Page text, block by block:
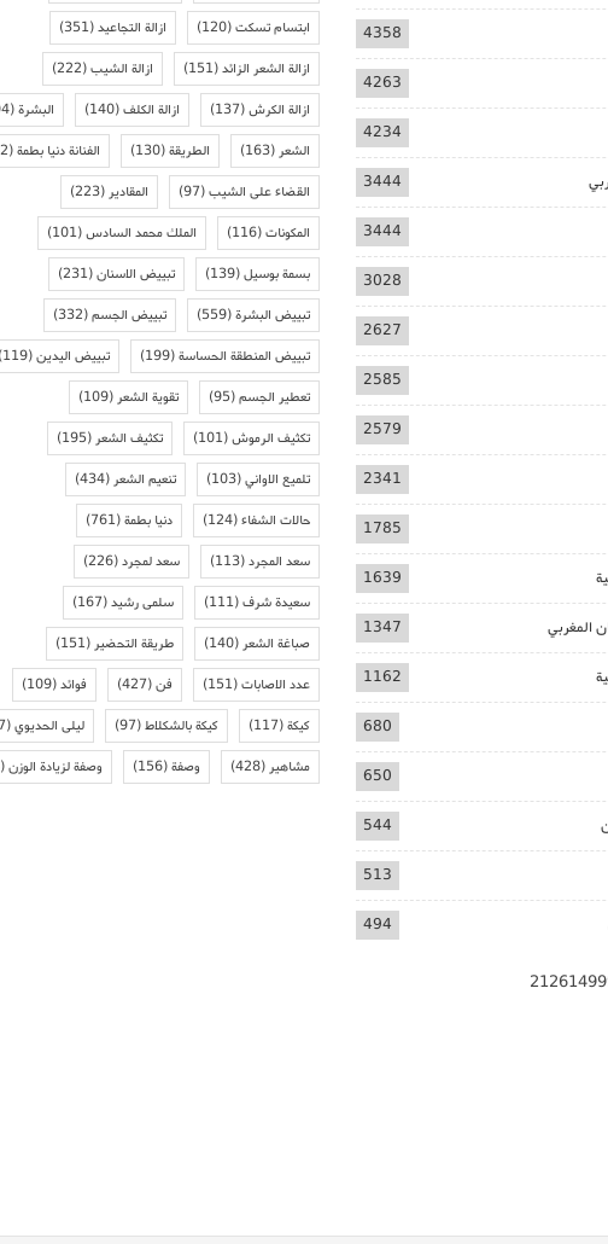
4358
4263
4234
3444
3444
3028
2627
2585
2579
2341
1785
1639
المغربي 1347
1162
680
650
544
513
494
ابتسام تسكت(120) ازالة التجاعيد(351)
ازالة الشعر الزائد(151) ازالة الشيب(222)
ازالة الكرش(137) ازالة الكلف(140) البشرة(194)
الشعر(163) الطريقة(130) الفنانة دنيا بطمة(142)
القضاء على الشيب(97) المقادير(223)
المكونات(116) الملك محمد السادس(101)
بسمة بوسيل(139) تبييض الاسنان(231)
تبييض البشرة(559) تبييض الجسم(332)
تبييض المنطقة الحساسة(199) تبييض اليدين(119)
تعطير الجسم(95) تقوية الشعر(109)
تكثيف الرموش(101) تكثيف الشعر(195)
تلميع الاواني(103) تنعيم الشعر(434)
حالات الشفاء(124) دنيا بطمة(761)
سعد المجرد(113) سعد لمجرد(226)
سعيدة شرف(111) سلمى رشيد(167)
صباغة الشعر(140) طريقة التحضير(151)
عدد الاصابات(151) فن(427) فوائد(109)
كيكة(117) كيكة بالشكلاط(97) ليلى الحديوي(97)
مشاهير(428) وصفة(156) وصفة لزيادة الوزن(138)